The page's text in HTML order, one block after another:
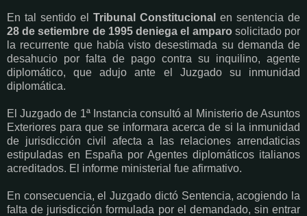
En tal sentido el Tribunal Constitucional en sentencia de
28 de setiembre de 1995 deniega el amparo solicitado por
la recurrente que había visto desestimada su demanda de
desahucio por falta de pago contra su inquilino, agente
diplomático, que adujo ante el Juzgado su inmunidad
diplomática.
El Juzgado de 1ª Instancia consultó al Ministerio de Asuntos
Exteriores para que se informara acerca de si la inmunidad
de jurisdicción civil afecta a las relaciones arrendaticias
estipuladas en España por Agentes diplomáticos italianos
acreditados. El informe ministerial fue afirmativo.
En consecuencia, el Juzgado dictó Sentencia, acogiendo la
falta de jurisdicción formulada por el demandado, sin entrar